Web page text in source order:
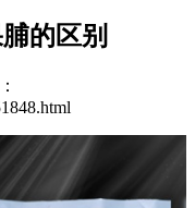
的区别